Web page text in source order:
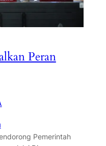
Peran
Pemerintah